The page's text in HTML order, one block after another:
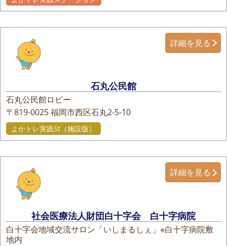
石丸公民館
石丸公民館ロビー
〒819-0025福岡市西区石丸2-5-10
詳細を見る
よかトレ実践St（施設版）
社会医療法人財団白十字会 白十字病院
白十字会地域交流サロン「いしまるしぇ」※白十字病院敷
地内
詳細を見る